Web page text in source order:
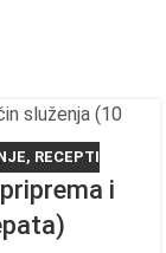
, RECEPTI
i